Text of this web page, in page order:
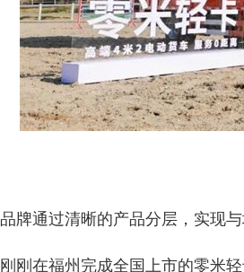
品牌通过清晰的产品分层，实现与
刚刚在福州完成全国上市的零米